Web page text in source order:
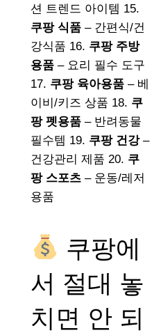
션 트렌드 아이템 15.
쿠팡 식품 – 간편식/건
강식품 16. 쿠팡 주방
용품 – 요리 필수 도구
17. 쿠팡 육아용품 – 베
이비/키즈 상품 18. 쿠
팡 펫용품 – 반려동물
필수템 19. 쿠팡 건강–
건강관리 제품 20. 쿠
팡 스포츠 – 운동/레저
용품
쿠팡에
서 절대 놓
치면 안 되